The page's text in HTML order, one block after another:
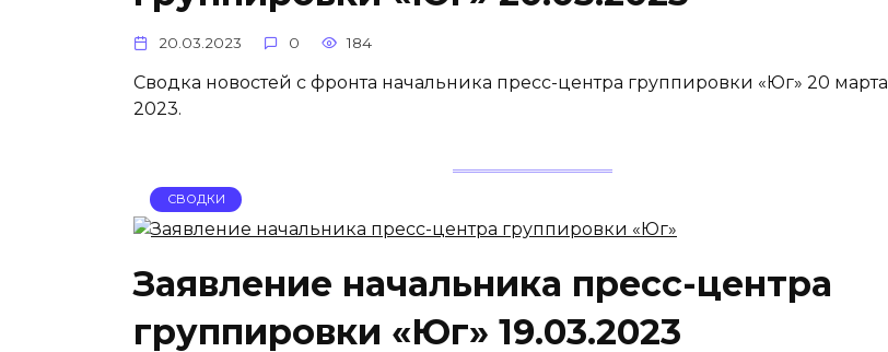
20.03.2023 0 184
Сводка новостей с фронта начальника пресс-центра группировки «Юг» 20 марта
2023.
СВОДКИ
Заявление начальника пресс-центра
группировки «Юг» 19.03.2023